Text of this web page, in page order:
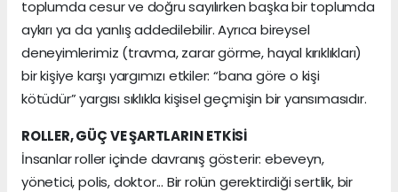
toplumda cesur ve doğru sayılırken başka bir toplumda
aykırı ya da yanlış addedilebilir. Ayrıca bireysel
deneyimlerimiz (travma, zarar görme, hayal kırıklıkları)
bir kişiye karşı yargımızı etkiler: “bana göre o kişi
kötüdür” yargısı sıklıkla kişisel geçmişin bir yansımasıdır.
ROLLER, GÜÇ VE ŞARTLARIN ETKİSİ
İnsanlar roller içinde davranış gösterir: ebeveyn,
yönetici, polis, doktor... Bir rolün gerektirdiği sertlik, bir